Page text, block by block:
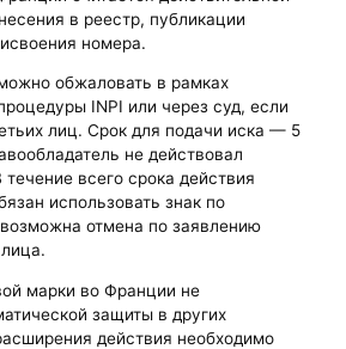
в реестр, публикации
номера.
обжаловать в рамках
INPI или через суд, если
лиц. Срок для подачи иска — 5
не действовал
всего срока действия
использовать знак по
отмена по заявлению
марки во Франции не
защиты в других
действия необходимо